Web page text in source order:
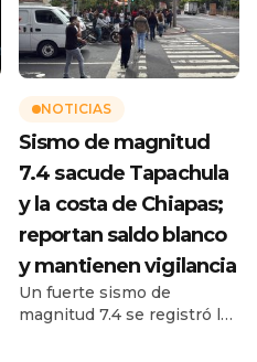
NOTICIAS
Sismo de magnitud
7.4 sacude Tapachula
y la costa de Chiapas;
reportan saldo blanco
y mantienen vigilancia
Un fuerte sismo de
magnitud 7.4 se registró la